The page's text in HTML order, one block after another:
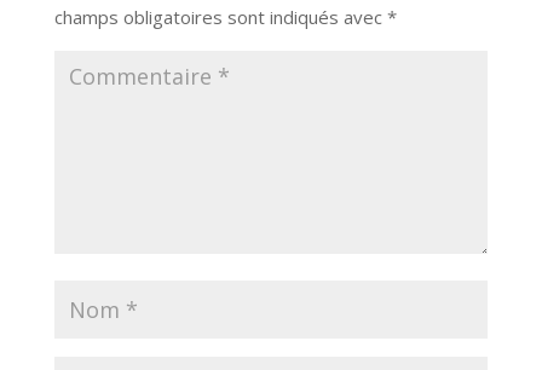
champs obligatoires sont indiqués avec *